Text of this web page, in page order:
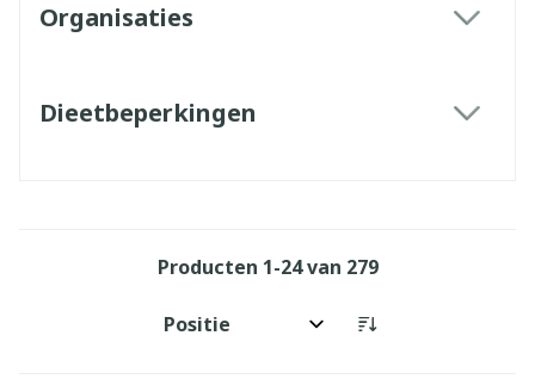
Organisaties
Dieetbeperkingen
Producten 1-24van 279
Sorteer op: